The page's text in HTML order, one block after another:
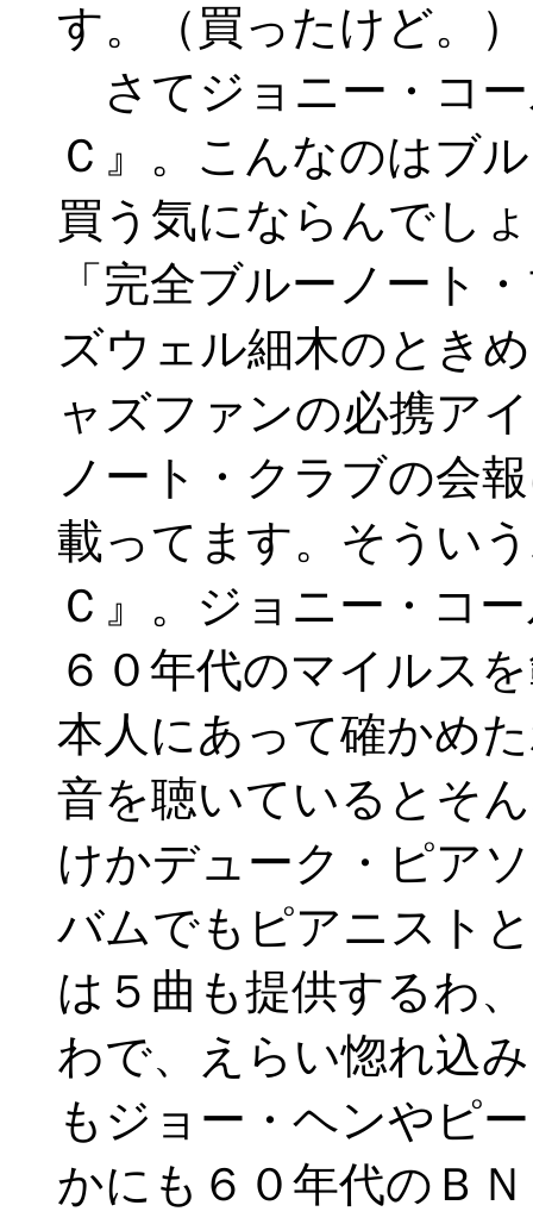
す。（買ったけど。）
さてジョニー・コ
Ｃ』。こんなのはブ
買う気にならんでし
「完全ブルーノート
ズウェル細木のとき
ャズファンの必携ア
ノート・クラブの会
載ってます。そうい
Ｃ』。ジョニー・コ
６０年代のマイルス
本人にあって確かめ
音を聴いているとそ
けかデューク・ピア
バムでもピアニスト
は５曲も提供するわ
わで、えらい惚れ込
もジョー・ヘンやピ
かにも６０年代のＢ